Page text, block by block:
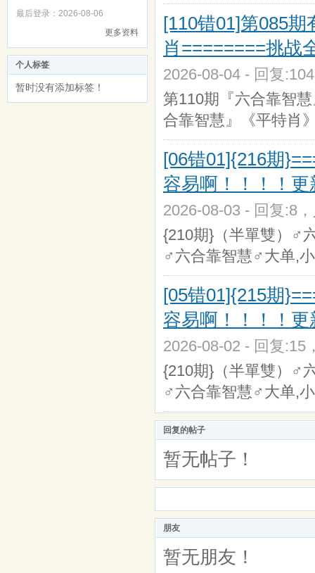
最后登录：2026-08-06
更多资料
个人标签
暂时没有添加标签！
[110错01]第085
肖========挑战
2026-08-04 - 回复
第110期『六合靠智
合靠智慧』《平特肖
[06错01]{216期
容易啊！！！！更
2026-08-03 - 回复:8
{210期}（半單雙）♂
♂六合靠智慧♂大单,
[05错01]{215期
容易啊！！！！更
2026-08-02 - 回复:15
{210期}（半單雙）♂
♂六合靠智慧♂大单,
回复的帖子
暂无帖子！
朋友
暂无朋友！